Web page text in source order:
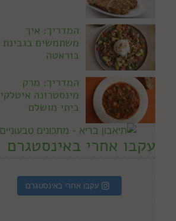
המדריך: איך
משתמשים בגבינת
בוראטה
המדריך: מרק
מינסטרונה איטלקי
ביתי מושלם
עקבו אחרי באינסטגרם
עקבו אחרי באינסטגרם